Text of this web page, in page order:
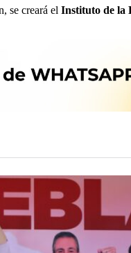
se creará el Instituto de la